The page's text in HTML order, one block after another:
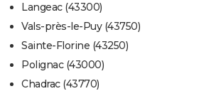
Langeac (43300)
Vals-près-le-Puy (43750)
Sainte-Florine (43250)
Polignac (43000)
Chadrac (43770)